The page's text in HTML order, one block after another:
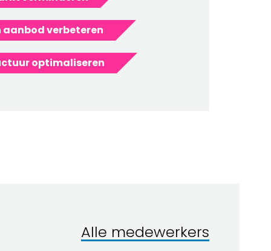
verbeteren
optimaliseren
Alle medewerkers